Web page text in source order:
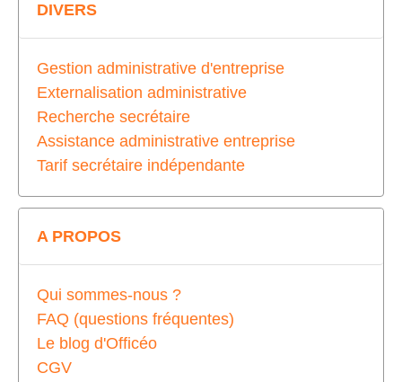
DIVERS
Gestion administrative d'entreprise
Externalisation administrative
Recherche secrétaire
Assistance administrative entreprise
Tarif secrétaire indépendante
A PROPOS
Qui sommes-nous ?
FAQ (questions fréquentes)
Le blog d'Officéo
CGV